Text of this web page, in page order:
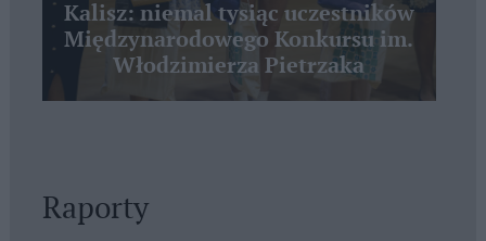
Kalisz: niemal tysiąc uczestników
Międzynarodowego Konkursu im.
Włodzimierza Pietrzaka
Raporty